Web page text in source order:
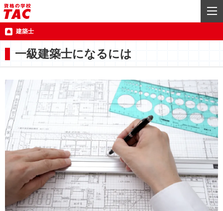
建築士
一級建築士になるには